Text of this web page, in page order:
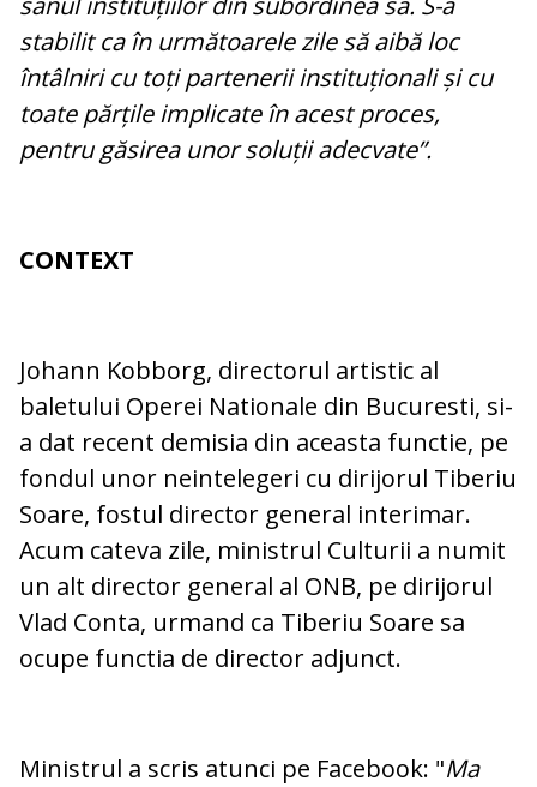
stabilit ca în următoarele zile să aibă loc
întâlniri cu toți partenerii instituționali și cu
toate părțile implicate în acest proces,
pentru găsirea unor soluții adecvate”.
CONTEXT
Johann Kobborg, directorul artistic al
baletului Operei Nationale din Bucuresti, si-
a dat recent demisia din aceasta functie, pe
fondul unor neintelegeri cu dirijorul Tiberiu
Soare, fostul director general interimar.
Acum cateva zile, ministrul Culturii a numit
un alt director general al ONB, pe dirijorul
Vlad Conta, urmand ca Tiberiu Soare sa
ocupe functia de director adjunct.
Ministrul a scris atunci pe Facebook: "Ma